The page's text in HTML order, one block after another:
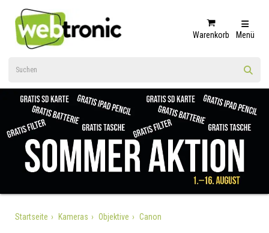
Warenkorb Menü
Startseite Kameras Objektive Canon